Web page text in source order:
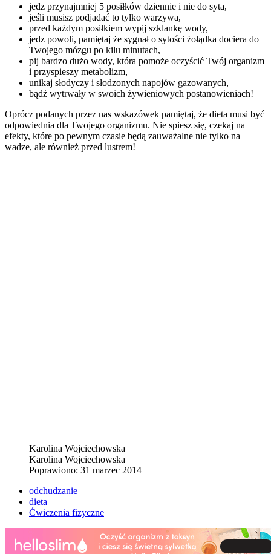
jedz przynajmniej 5 posiłków dziennie i nie do syta,
jeśli musisz podjadać to tylko warzywa,
przed każdym posiłkiem wypij szklankę wody,
jedz powoli, pamiętaj że sygnał o sytości żołądka dociera do
Twojego mózgu po kilu minutach,
pij bardzo dużo wody, która pomoże oczyścić Twój organizm
i przyspieszy metabolizm,
unikaj słodyczy i słodzonych napojów gazowanych,
bądź wytrwały w swoich żywieniowych postanowieniach!
Oprócz podanych przez nas wskazówek pamiętaj, że dieta musi być
odpowiednia dla Twojego organizmu. Nie spiesz się, czekaj na
efekty, które po pewnym czasie będą zauważalne nie tylko na
wadze, ale również przed lustrem!
Karolina Wojciechowska
Karolina Wojciechowska
Poprawiono: 31 marzec 2014
odchudzanie
dieta
Ćwiczenia fizyczne